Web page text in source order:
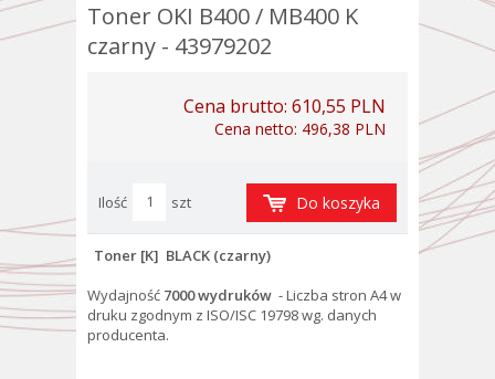
Toner OKI B400 / MB400 K
czarny - 43979202
Cena brutto: 610,55 PLN
Cena netto: 496,38 PLN
Ilość szt Do koszyka
Toner [K] BLACK (czarny)
Wydajność 7000 wydruków - Liczba stron A4 w
druku zgodnym z ISO/ISC 19798 wg. danych
producenta.